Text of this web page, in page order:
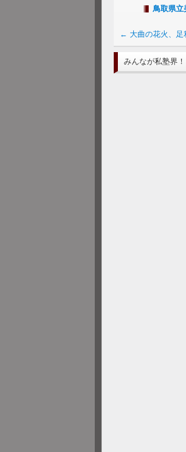
鳥取県
← 大曲の花火、
みんなが私塾界！